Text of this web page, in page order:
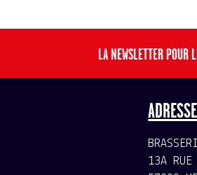
LA NEWSLETTER POUR
13A RUE